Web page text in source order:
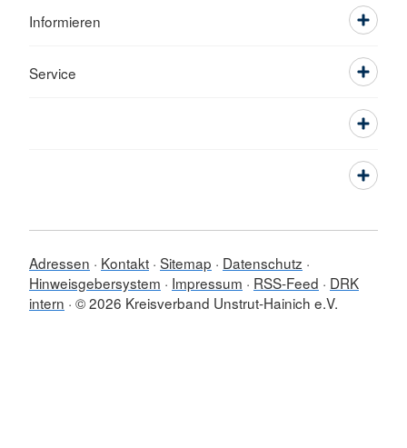
Informieren
Service
Adressen Kontakt Sitemap
Datenschutz
Hinweisgebersystem
Impressum RSS-Feed
DRK
intern © 2026 Kreisverband Unstrut-Hainich e.V.